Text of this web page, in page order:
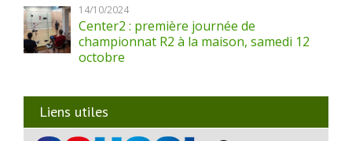
14/10/2024
Center2 : première journée de
championnat R2 à la maison, samedi 12
octobre
Liens utiles